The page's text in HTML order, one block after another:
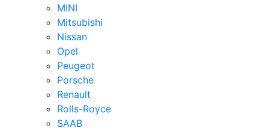
MINI
Mitsubishi
Nissan
Opel
Peugeot
Porsche
Renault
Rolls-Royce
SAAB